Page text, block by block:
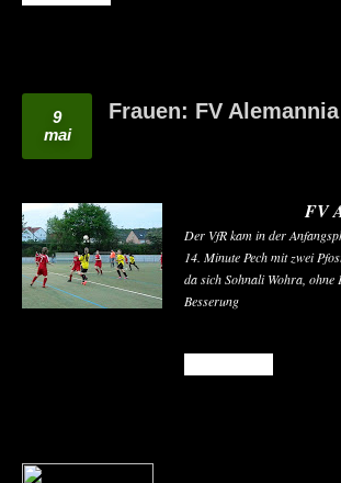
9
mai
Frauen: FV
FV
Der VfR kam in der
14. Minute Pech mit zwei
da sich Sohnali Wohra, ohne
Besserung